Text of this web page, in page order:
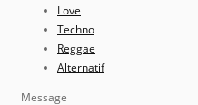
Love
Techno
Reggae
Alternatif
Message